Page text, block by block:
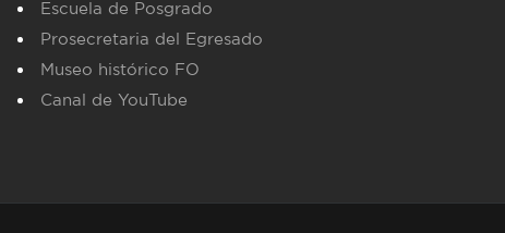
Escuela de Posgrado
Prosecretaria del Egresado
Museo histórico FO
Canal de YouTube